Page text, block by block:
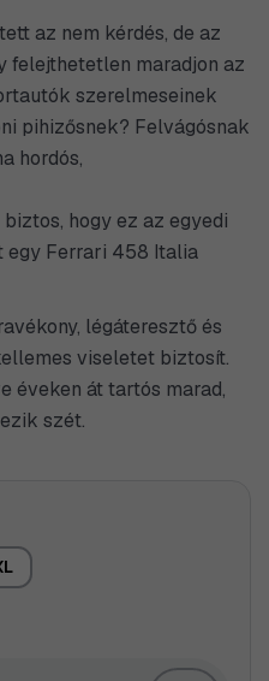
az nem kérdés, de az
felejthetetlen maradjon az
szerelmeseinek
pihizősnek? Felvágósnak
hordós,
hogy ez az egyedi
egy Ferrari 458 Italia
légáteresztő és
viseletet biztosít.
éveken át tartós marad,
szét.